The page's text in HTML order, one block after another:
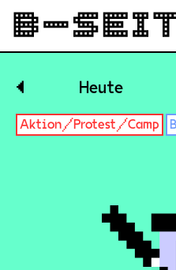
◀ Heute
Aktion/Protest/Camp